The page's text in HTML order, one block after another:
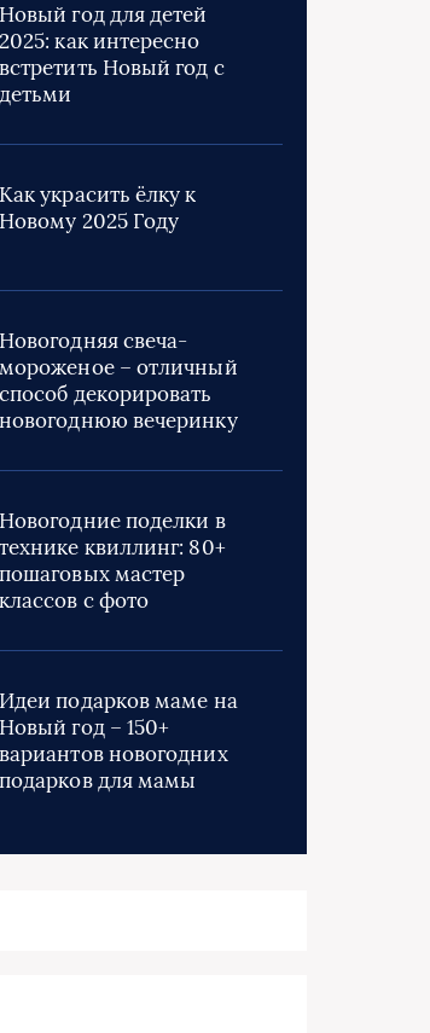
Новый год для детей
2025: как интересно
встретить Новый год с
детьми
Как украсить ёлку к
Новому 2025 Году
Новогодняя свеча-
мороженое – отличный
способ декорировать
новогоднюю вечеринку
Новогодние поделки в
технике квиллинг: 80+
пошаговых мастер
классов с фото
Идеи подарков маме на
Новый год – 150+
вариантов новогодних
подарков для мамы